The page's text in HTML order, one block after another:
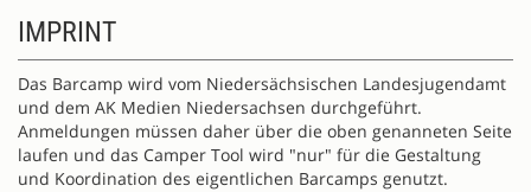
IMPRINT
Das Barcamp wird vom Niedersächsischen Landesjugendamt
und dem AK Medien Niedersachsen durchgeführt.
Anmeldungen müssen daher über die oben genanneten Seite
laufen und das Camper Tool wird "nur" für die Gestaltung
und Koordination des eigentlichen Barcamps genutzt.